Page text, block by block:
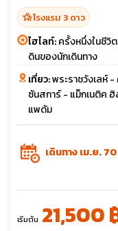
hotel_classโรงแรม 3 ดาว
ไฮไลท์:ครั้งหนึ่งในชีวิ
ดินของนักเดินทาง
เที่ยว:พระราชวังเลห์
ซันสการ์ - แม็กเนติค
แพดัม
เดินทาง เม.ย.
เริ่มต้น 21,500